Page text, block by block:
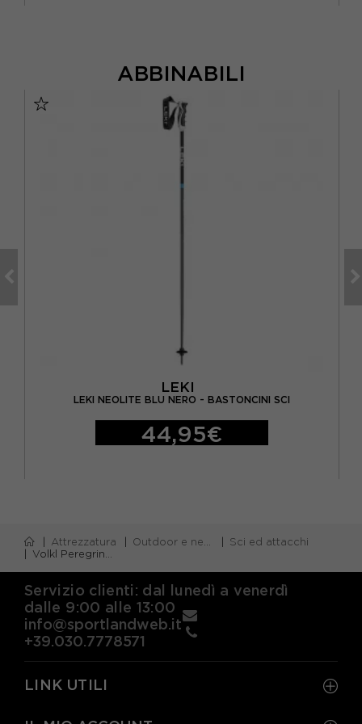
ABBINABILI
LEKI
LEKI NEOLITE BLU NERO - BASTONCINI SCI
44,95€
Attrezzatura Outdoor e neve
Sci ed attacchi
Volkl Peregrine 72+Rm T12 Gw Nero - Sci Uomo
Servizio clienti: dal lunedì a venerdì
dalle 9:00 alle 13:00
info@sportlandweb.it
+39.030.7778571
LINK UTILI